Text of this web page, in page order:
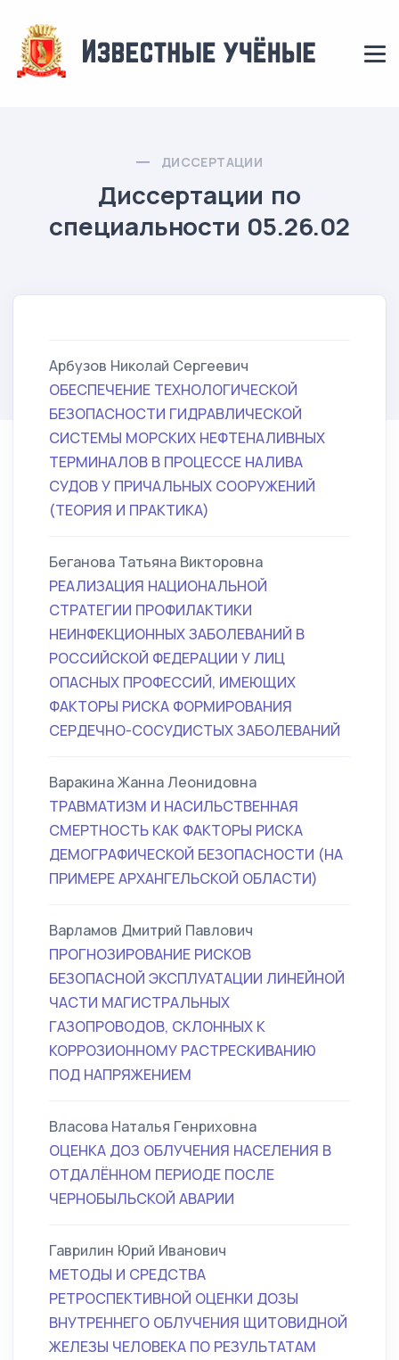
ДИССЕРТАЦИИ
Диссертации по
специальности 05.26.02
Арбузов Николай Сергеевич
ОБЕСПЕЧЕНИЕ ТЕХНОЛОГИЧЕСКОЙ
БЕЗОПАСНОСТИ ГИДРАВЛИЧЕСКОЙ
СИСТЕМЫ МОРСКИХ НЕФТЕНАЛИВНЫХ
ТЕРМИНАЛОВ В ПРОЦЕССЕ НАЛИВА
СУДОВ У ПРИЧАЛЬНЫХ СООРУЖЕНИЙ
(ТЕОРИЯ И ПРАКТИКА)
Беганова Татьяна Викторовна
РЕАЛИЗАЦИЯ НАЦИОНАЛЬНОЙ
СТРАТЕГИИ ПРОФИЛАКТИКИ
НЕИНФЕКЦИОННЫХ ЗАБОЛЕВАНИЙ В
РОССИЙСКОЙ ФЕДЕРАЦИИ У ЛИЦ
ОПАСНЫХ ПРОФЕССИЙ, ИМЕЮЩИХ
ФАКТОРЫ РИСКА ФОРМИРОВАНИЯ
СЕРДЕЧНО-СОСУДИСТЫХ ЗАБОЛЕВАНИЙ
Варакина Жанна Леонидовна
ТРАВМАТИЗМ И НАСИЛЬСТВЕННАЯ
СМЕРТНОСТЬ КАК ФАКТОРЫ РИСКА
ДЕМОГРАФИЧЕСКОЙ БЕЗОПАСНОСТИ (НА
ПРИМЕРЕ АРХАНГЕЛЬСКОЙ ОБЛАСТИ)
Варламов Дмитрий Павлович
ПРОГНОЗИРОВАНИЕ РИСКОВ
БЕЗОПАСНОЙ ЭКСПЛУАТАЦИИ ЛИНЕЙНОЙ
ЧАСТИ МАГИСТРАЛЬНЫХ
ГАЗОПРОВОДОВ, СКЛОННЫХ К
КОРРОЗИОННОМУ РАСТРЕСКИВАНИЮ
ПОД НАПРЯЖЕНИЕМ
Власова Наталья Генриховна
ОЦЕНКА ДОЗ ОБЛУЧЕНИЯ НАСЕЛЕНИЯ В
ОТДАЛЁННОМ ПЕРИОДЕ ПОСЛЕ
ЧЕРНОБЫЛЬСКОЙ АВАРИИ
Гаврилин Юрий Иванович
МЕТОДЫ И СРЕДСТВА
РЕТРОСПЕКТИВНОЙ ОЦЕНКИ ДОЗЫ
ВНУТРЕННЕГО ОБЛУЧЕНИЯ ЩИТОВИДНОЙ
ЖЕЛЕЗЫ ЧЕЛОВЕКА ПО РЕЗУЛЬТАТАМ